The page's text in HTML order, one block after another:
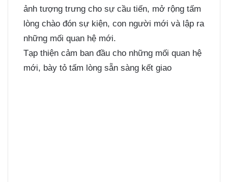
ảnh tượng trưng cho sự cầu tiến, mở rộng tấm
lòng chào đón sự kiện, con người mới và lập ra
những mối quan hệ mới.
Tạp thiện cảm ban đầu cho những mối quan hệ
mới, bày tỏ tấm lòng sẵn sàng kết giao